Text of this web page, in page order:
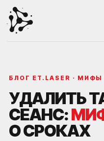
БЛОГ ET.LASER ·
УДАЛИТЬ
СЕАНС:
О СРОКАХ